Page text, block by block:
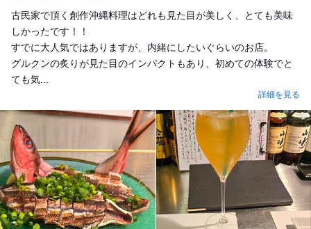
古民家で頂く創作沖縄料理はどれも見た目が美しく、とても美味
しかったです！！
すでに大人気ではありますが、内緒にしたいぐらいのお店。
グルクンの炙りが見た目のインパクトもあり、初めての体験でと
ても気...
詳細を見る